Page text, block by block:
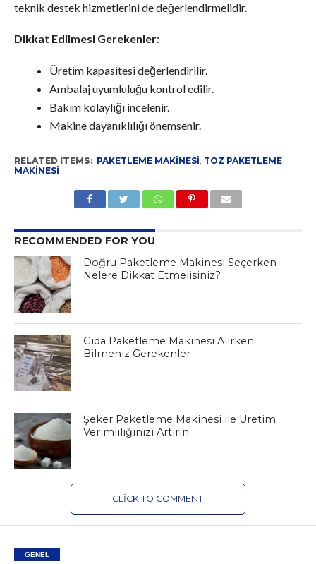
teknik destek hizmetlerini de değerlendirmelidir.
Dikkat Edilmesi Gerekenler:
Üretim kapasitesi değerlendirilir.
Ambalaj uyumluluğu kontrol edilir.
Bakım kolaylığı incelenir.
Makine dayanıklılığı önemsenir.
RELATED ITEMS: PAKETLEME MAKINESI, TOZ PAKETLEME
MAKINESI
RECOMMENDED FOR YOU
Doğru Paketleme Makinesi Seçerken
Nelere Dikkat Etmelisiniz?
Gıda Paketleme Makinesi Alırken
Bilmeniz Gerekenler
Şeker Paketleme Makinesi ile Üretim
Verimliliğinizi Artırın
CLICK TO COMMENT
GENEL